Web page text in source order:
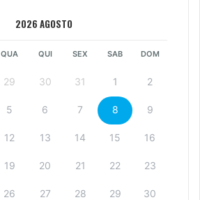
2026 AGOSTO
QUA QUI SEX SAB DOM
29 30 31 1 2
5 6 7 8 9
12 13 14 15 16
19 20 21 22 23
26 27 28 29 30